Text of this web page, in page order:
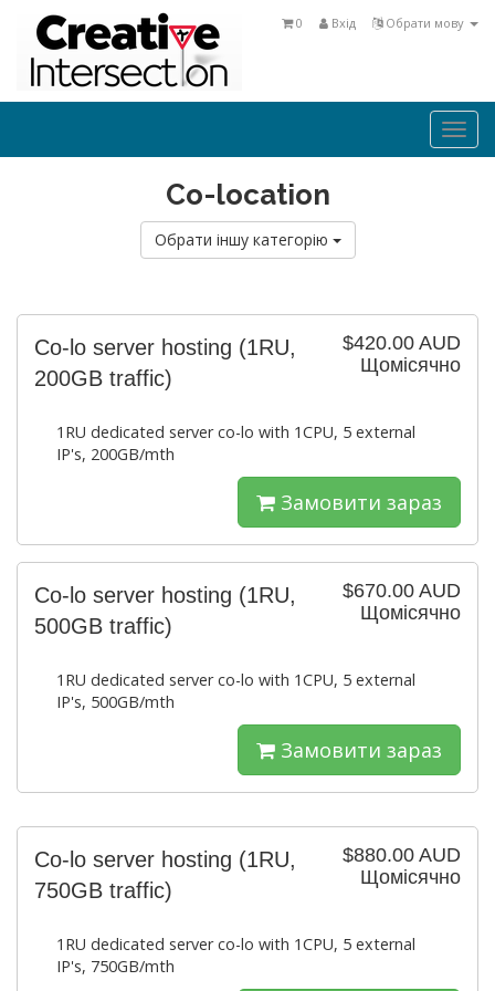
Обрати мову
Вхід
0
Co-location
Обрати іншу категорію
$420.00 AUD
Щомісячно
Co-lo server hosting (1RU,
200GB traffic)
1RU dedicated server co-lo with 1CPU, 5 external
IP's, 200GB/mth
Замовити зараз
$670.00 AUD
Щомісячно
Co-lo server hosting (1RU,
500GB traffic)
1RU dedicated server co-lo with 1CPU, 5 external
IP's, 500GB/mth
Замовити зараз
$880.00 AUD
Щомісячно
Co-lo server hosting (1RU,
750GB traffic)
1RU dedicated server co-lo with 1CPU, 5 external
IP's, 750GB/mth